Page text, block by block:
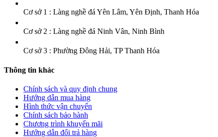
Cơ sở 1 : Làng nghề đá Yên Lâm, Yên Định, Thanh Hóa
Cơ sở 2 : Làng nghề đá Ninh Vân, Ninh Bình
Cơ sở 3 : Phường Đông Hải, TP Thanh Hóa
Thông tin khác
Chính sách và quy định chung
Hướng dẫn mua hàng
Hình thức vận chuyển
Chính sách bảo hành
Chương trình khuyến mãi
Hướng dẫn đổi trả hàng